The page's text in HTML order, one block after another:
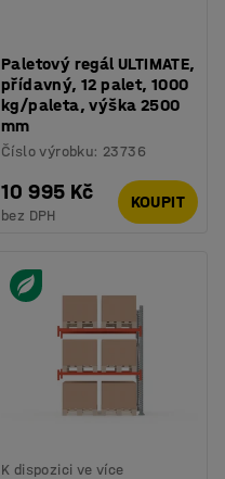
Paletový regál ULTIMATE,
přídavný, 12 palet, 1000
kg/paleta, výška 2500
mm
Číslo výrobku: 23736
10 995 Kč
bez DPH
KOUPIT
K dispozici ve více